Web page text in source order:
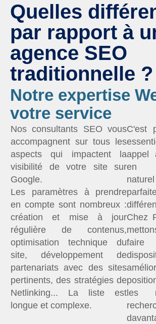
Quelles
par rapport à
agence SEO
traditionnelle ?
Notre expertise
votre service
Nos consultants SEO vous
accompagnent sur tous les
aspects qui impactent la
visibilité de votre site sur
Google.
Les paramètres à prendre
en compte sont nombreux :
création et mise à jour
régulière de contenus,
optimisation technique du
site, développement de
partenariats avec des sites
pertinents, des stratégies de
Netlinking... La liste est
longue et complexe.
C'est
appel
en
Chez
les